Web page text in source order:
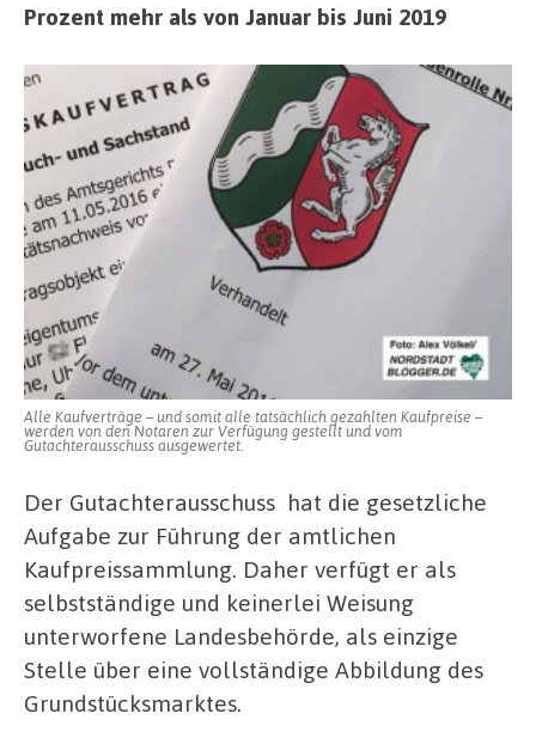
Prozent mehr als von Januar bis Juni 2019
Alle Kaufverträge – und somit alle tatsächlich gezahlten Kaufpreise –
werden von den Notaren zur Verfügung gestellt und vom
Gutachterausschuss ausgewertet.
Der Gutachterausschuss hat die gesetzliche
Aufgabe zur Führung der amtlichen
Kaufpreissammlung. Daher verfügt er als
selbstständige und keinerlei Weisung
unterworfene Landesbehörde, als einzige
Stelle über eine vollständige Abbildung des
Grundstücksmarktes.